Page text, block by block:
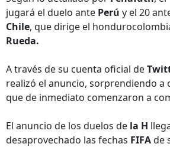
jugará el duelo ante Perú y el 20
Chile, que dirige el
Rueda.
A través de su cuenta oficial de
realizó el anuncio, sorprendiendo a
que de inmediato comenzaron a
El anuncio de los duelos de la H
desaprovechado las fechas FIFAde